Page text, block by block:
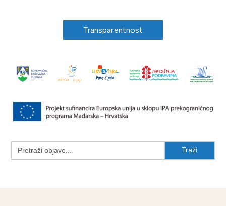
Transparentnost
Search
for: